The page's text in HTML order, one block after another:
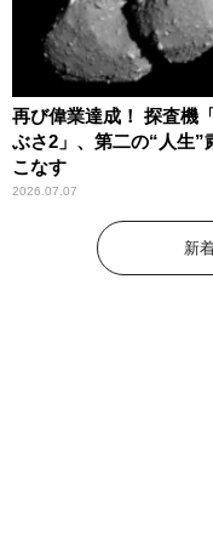
再び偉業達成！ 探査機
ぶさ2」、第二の“人生”
こなす
2026.07.07
新